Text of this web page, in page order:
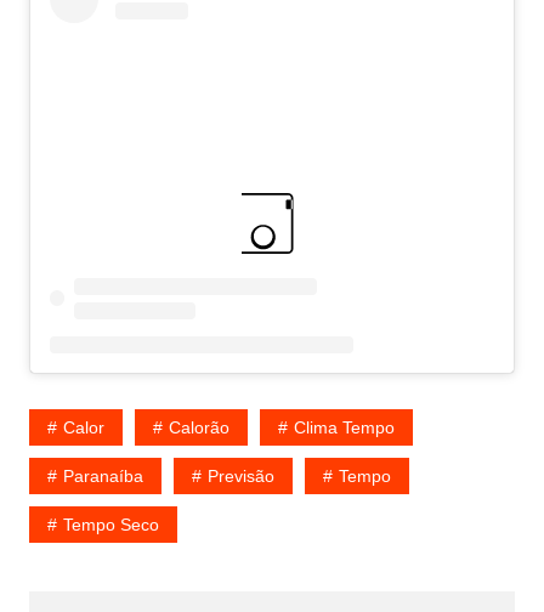
Calor Calorão Clima Tempo
Paranaíba Previsão Tempo
Tempo Seco